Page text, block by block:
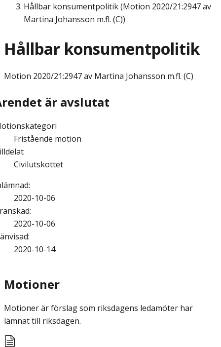
Hållbar konsumentpolitik (Motion 2020/21:2947 av
Martina Johansson m.fl. (C))
Hållbar konsumentpolitik
Motion 2020/21:2947 av Martina Johansson m.fl. (C)
är avslutat
Fristående motion
Civilutskottet
:
2020-10-06
:
2020-10-06
:
2020-10-14
Motioner
Motioner är förslag som riksdagens ledamöter har
lämnat till riksdagen.